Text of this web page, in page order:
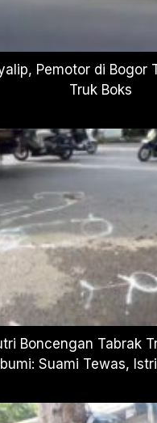
Pemotor di Bogor
Truk Boks
Boncengan Tabrak
Suami Tewas,